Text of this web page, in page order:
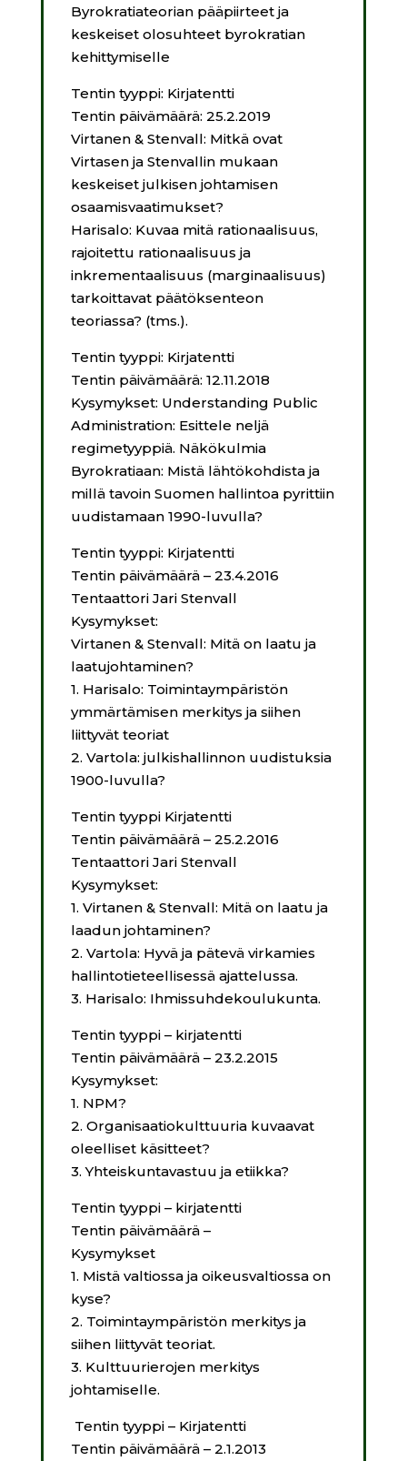
Byrokratiateorian pääpiirteet ja
keskeiset olosuhteet byrokratian
kehittymiselle
Tentin tyyppi: Kirjatentti
Tentin päivämäärä: 25.2.2019
Virtanen & Stenvall: Mitkä ovat
Virtasen ja Stenvallin mukaan
keskeiset julkisen johtamisen
osaamisvaatimukset?
Harisalo: Kuvaa mitä rationaalisuus,
rajoitettu rationaalisuus ja
inkrementaalisuus (marginaalisuus)
tarkoittavat päätöksenteon
teoriassa? (tms.).
Tentin tyyppi: Kirjatentti
Tentin päivämäärä: 12.11.2018
Kysymykset: Understanding Public
Administration: Esittele neljä
regimetyyppiä. Näkökulmia
Byrokratiaan: Mistä lähtökohdista ja
millä tavoin Suomen hallintoa pyrittiin
uudistamaan 1990-luvulla?
Tentin tyyppi: Kirjatentti
Tentin päivämäärä – 23.4.2016
Tentaattori Jari Stenvall
Kysymykset:
Virtanen & Stenvall: Mitä on laatu ja
laatujohtaminen?
1. Harisalo: Toimintaympäristön
ymmärtämisen merkitys ja siihen
liittyvät teoriat
2. Vartola: julkishallinnon uudistuksia
1900-luvulla?
Tentin tyyppi Kirjatentti
Tentin päivämäärä – 25.2.2016
Tentaattori Jari Stenvall
Kysymykset:
1. Virtanen & Stenvall: Mitä on laatu ja
laadun johtaminen?
2. Vartola: Hyvä ja pätevä virkamies
hallintotieteellisessä ajattelussa.
3. Harisalo: Ihmissuhdekoulukunta.
Tentin tyyppi – kirjatentti
Tentin päivämäärä – 23.2.2015
Kysymykset:
1. NPM?
2. Organisaatiokulttuuria kuvaavat
oleelliset käsitteet?
3.Yhteiskuntavastuu ja etiikka?
Tentin tyyppi – kirjatentti
Tentin päivämäärä –
Kysymykset
1. Mistä valtiossa ja oikeusvaltiossa on
kyse?
2. Toimintaympäristön merkitys ja
siihen liittyvät teoriat.
3. Kulttuurierojen merkitys
johtamiselle.
Tentin tyyppi – Kirjatentti
Tentin päivämäärä – 2.1.2013